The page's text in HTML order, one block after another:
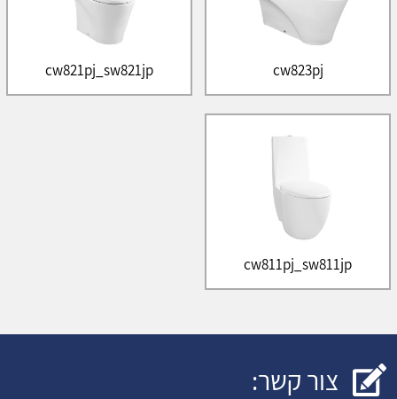
cw823pj
cw821pj_sw821jp
cw811pj_sw811jp
צור קשר: